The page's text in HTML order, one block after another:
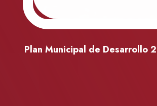
Plan Municipal de Desarrollo